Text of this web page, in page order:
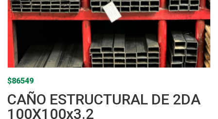
CAÑO ESTRUCTURAL DE 2DA
100X100x3.2
$86549